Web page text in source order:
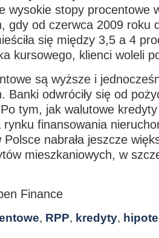
wysokie stopy procentowe
gdy od czerwca 2009 roku
się między 3,5 a 4
kursowego, klienci woleli
są wyższe i
Banki odwróciły się od
tym, jak walutowe kredyty
finansowania
nabrała jeszcze
mieszkaniowych, w
Finance
, RPP, kredyty,